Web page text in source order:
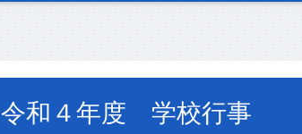
令和４年度 学校行事